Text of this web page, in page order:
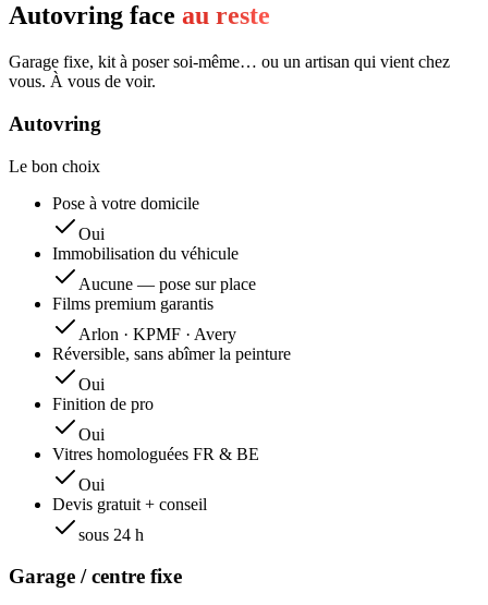
Autovring face au reste
Garage fixe, kit à poser soi-même… ou un artisan qui vient chez
vous. À vous de voir.
Autovring
Le bon choix
Pose à votre domicile
Oui
Immobilisation du véhicule
Aucune — pose sur place
Films premium garantis
Arlon · KPMF · Avery
Réversible, sans abîmer la peinture
Oui
Finition de pro
Oui
Vitres homologuées FR & BE
Oui
Devis gratuit + conseil
sous 24 h
Garage / centre fixe